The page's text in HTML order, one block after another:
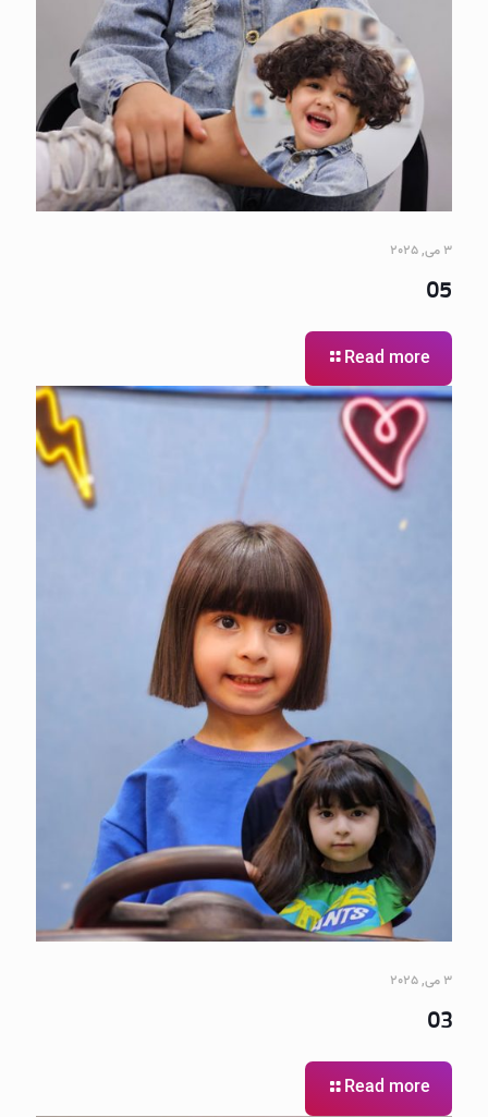
3 می, 2025
05
Read more
3 می, 2025
03
Read more